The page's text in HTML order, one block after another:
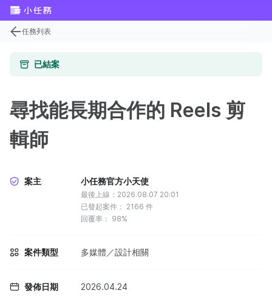
任務列表
已結案
尋找能長期合作的 Reels 剪
輯師
案主 小任務官方小天使
最後上線：2026.08.07 20:01
已發起案件： 2166 件
回覆率： 98%
案件類型 多媒體／設計相關
發佈日期 2026.04.24